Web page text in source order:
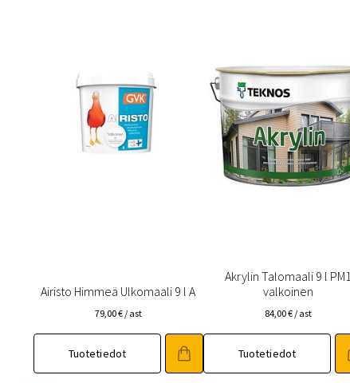
Airisto Himmeä Ulkomaali 9 l A
79,00€ / ast
Tuotetiedot
Akrylin Talomaali 9 l PM1
valkoinen
84,00€ / ast
Tuotetiedot